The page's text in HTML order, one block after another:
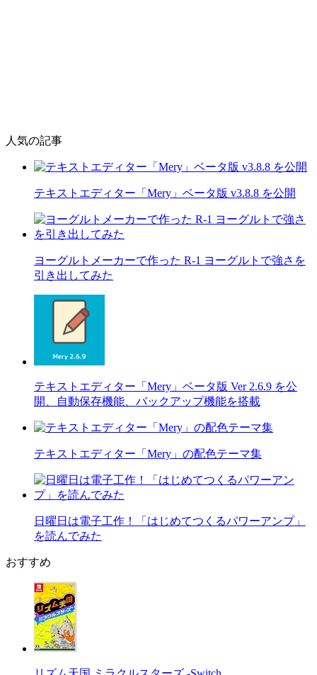
人気の記事
テキストエディター「Mery」ベータ版 v3.8.8 を公開
ヨーグルトメーカーで作った R-1 ヨーグルトで強さを
引き出してみた
テキストエディター「Mery」ベータ版 Ver 2.6.9 を公
開、自動保存機能、バックアップ機能を搭載
テキストエディター「Mery」の配色テーマ集
日曜日は電子工作！「はじめてつくるパワーアンプ」
を読んでみた
おすすめ